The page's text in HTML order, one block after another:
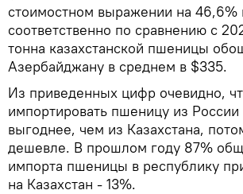
стоимостном выражении на 46,6%
соответственно по сравнению с
тонна казахстанской пшеницы
Азербайджану в среднем в $335.
Из приведенных цифр очевидно,
импортировать пшеницу из
выгоднее, чем из Казахстана,
дешевле. В прошлом году 87%
импорта пшеницы в республику
на Казахстан - 13%.